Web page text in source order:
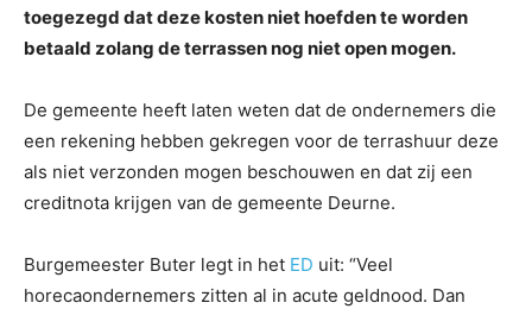
toegezegd dat deze kosten niet hoefden te worden
betaald zolang de terrassen nog niet open mogen.
De gemeente heeft laten weten dat de ondernemers die
een rekening hebben gekregen voor de terrashuur deze
als niet verzonden mogen beschouwen en dat zij een
creditnota krijgen van de gemeente Deurne.
Burgemeester Buter legt in het ED uit: “Veel
horecaondernemers zitten al in acute geldnood. Dan